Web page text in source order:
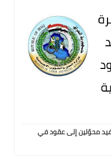
12 ألف مستفيد محوّلين إلى عقود في